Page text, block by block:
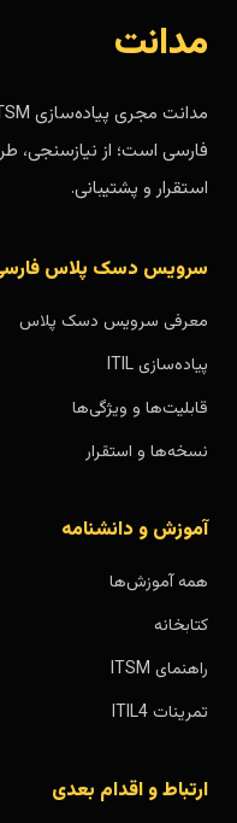
مدانت
فارسی است؛ از نیازسنجی،
استقرار و پشتیبانی.
سرویس دسک پلاس
معرفی سرویس دسک پلاس
پیاده‌سازی ITIL
قابلیت‌ها و ویژگی‌ها
نسخه‌ها و استقرار
آموزش و دانشنامه
همه آموزش‌ها
کتابخانه
راهنمای ITSM
تمرینات ITIL4
ارتباط و اقدام بعدی